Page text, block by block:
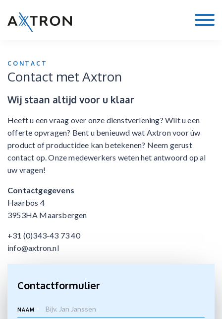
CONTACT
Contact met Axtron
Wij staan altijd voor u klaar
Heeft u een vraag over onze dienstverlening? Wilt u een
offerte opvragen? Bent u benieuwd wat Axtron voor úw
product of productidee kan betekenen? Neem gerust
contact op. Onze medewerkers weten het antwoord op al
uw vragen!
Contactgegevens
Haarbos 4
3953HA Maarsbergen
+31 (0)343-43 73 40
info@axtron.nl
Contactformulier
NAAM *